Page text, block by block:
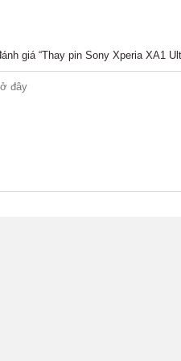
giá “Thay pin Sony Xperia XA1